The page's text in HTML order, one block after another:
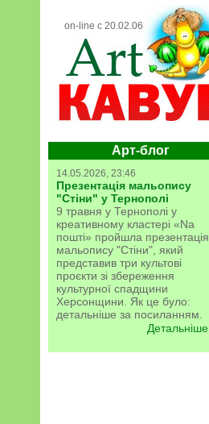
on-line с 20.02.06
Арт-блог
14.05.2026, 23:46
Презентація мальопису
"Стіни" у Тернополі
9 травня у Тернополі у
креативному кластері «Na
пошті» пройшла презентація
мальопису "Стіни", який
представив три культові
проєкти зі збереження
культурної спадщини
Херсонщини. Як це було:
детальніше за посиланням.
Детальніше